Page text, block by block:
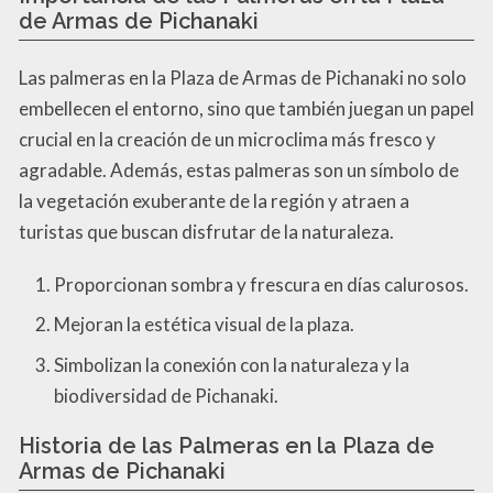
de Armas de Pichanaki
Las palmeras en la Plaza de Armas de Pichanaki no solo
embellecen el entorno, sino que también juegan un papel
crucial en la creación de un microclima más fresco y
agradable. Además, estas palmeras son un símbolo de
la vegetación exuberante de la región y atraen a
turistas que buscan disfrutar de la naturaleza.
Proporcionan sombra y frescura en días calurosos.
Mejoran la estética visual de la plaza.
Simbolizan la conexión con la naturaleza y la
biodiversidad de Pichanaki.
Historia de las Palmeras en la Plaza de
Armas de Pichanaki